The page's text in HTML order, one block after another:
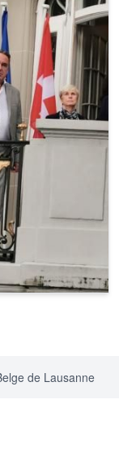
de Lausanne